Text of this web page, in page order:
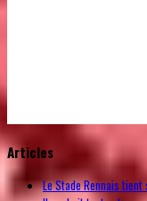
© Free Joomla! 3 Modules
Articles
Le Stade Rennais